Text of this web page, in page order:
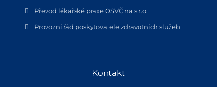
Převod lékařské praxe OSVČ na s.r.o.
Provozní řád poskytovatele zdravotních služeb
Kontakt